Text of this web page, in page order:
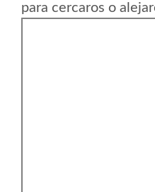
para cercaros o